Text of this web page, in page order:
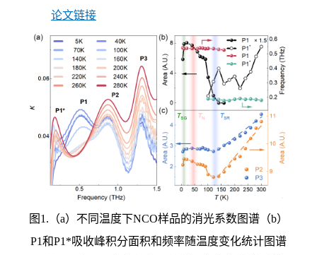
论文链接
图 1. （a）不同温度下NCO样品的消光系数图谱（b）
P1和P1*吸收峰积分面积和频率随温度变化统计图谱